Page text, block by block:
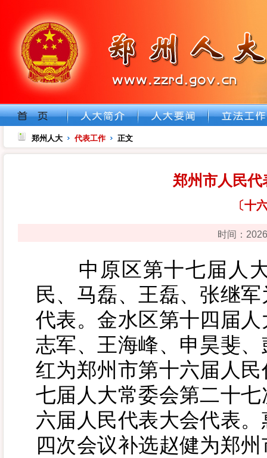
郑州人大 代表工作 正文
郑州市人民
〔十
时间：
中原区第十七届人大
民、马磊、王磊、张继
代表。金水区第十四届
志军、王海峰、申昊斐
红为郑州市第十六届人
七届人大常委会第二十
六届人民代表大会代表
四次会议补选赵健为郑